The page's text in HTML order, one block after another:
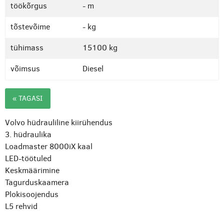
töökõrgus
- m
tõstevõime
- kg
tühimass
15100 kg
võimsus
Diesel
« TAGASI
Volvo hüdrauliline kiirühendus
3. hüdraulika
Loadmaster 8000iX kaal
LED-töötuled
Keskmäärimine
Tagurduskaamera
Plokisoojendus
L5 rehvid